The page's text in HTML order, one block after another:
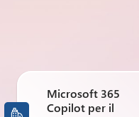
Microsoft 365
Copilot per il